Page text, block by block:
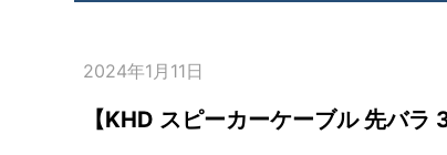
2024年1月11日
【KHD スピーカーケーブル 先バ